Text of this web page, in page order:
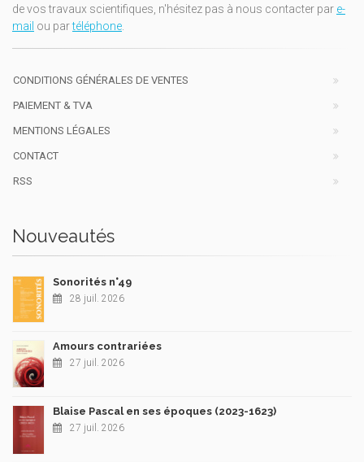
de vos travaux scientifiques, n'hésitez pas à nous contacter par e-
mail ou partéléphone.
CONDITIONS GÉNÉRALES DE VENTES
PAIEMENT & TVA
MENTIONS LÉGALES
CONTACT
RSS
Nouveautés
Sonorités n°49
28 juil. 2026
Amours contrariées
27 juil. 2026
Blaise Pascal en ses époques (2023-1623)
27 juil. 2026